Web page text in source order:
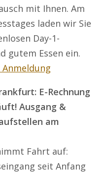
mit Ihnen. Am
laden wir Sie
Day-1-
gutem Essen ein.
E-Rechnung
Ausgang &
am
Fahrt auf:
seit Anfang